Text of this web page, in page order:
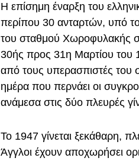
Η επίσημη έναρξη του
περίπου 30 ανταρτών, υπό
του σταθμού Χωροφυλακής
30ής προς 31η Μαρτίου του
από τους υπερασπιστές του
ημέρα που περνάει οι
ανάμεσα στις δύο πλευρές
Το 1947 γίνεται ξεκάθαρη,
Άγγλοι έχουν αποχωρήσει